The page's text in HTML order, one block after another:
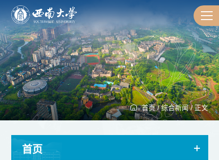
首页/综合新闻/正文
首页